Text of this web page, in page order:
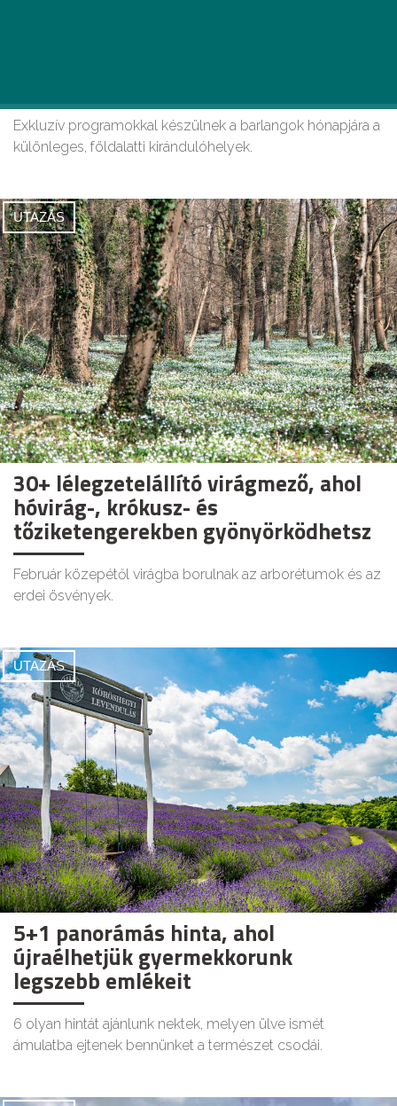
Exkluzív programokkal készülnek a barlangok hónapjára a
különleges, földalatti kirándulóhelyek.
UTAZÁS
30+ lélegzetelállító virágmező, ahol
hóvirág-, krókusz- és
tőziketengerekben gyönyörködhetsz
Február közepétől virágba borulnak az arborétumok és az
erdei ösvények.
UTAZÁS
5+1 panorámás hinta, ahol
újraélhetjük gyermekkorunk
legszebb emlékeit
6 olyan hintát ajánlunk nektek, melyen ülve ismét
ámulatba ejtenek bennünket a természet csodái.